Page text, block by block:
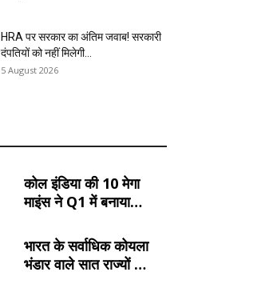
HRA पर सरकार का अंतिम जवाब! सरकारी
दंपतियों को नहीं मिलेगी...
5 August 2026
कोल इंडिया की 10 मेगा
माइंस ने Q1 में बनाया
और MCL की खदानों का
दबदबा
भारत के सर्वाधिक कोयला
भंडार वाले सात राज्यों के